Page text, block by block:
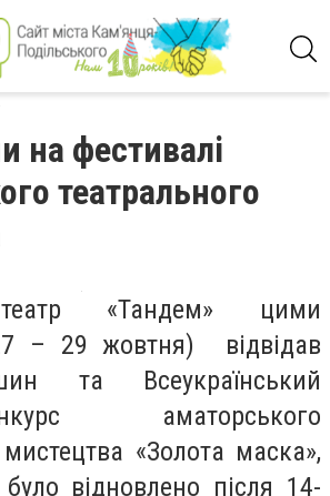
на фестивалі
театрального
«Тандем» цими
– 29 жовтня) відвідав
та Всеукраїнський
аматорського
«Золота маска»,
відновлено після 14-